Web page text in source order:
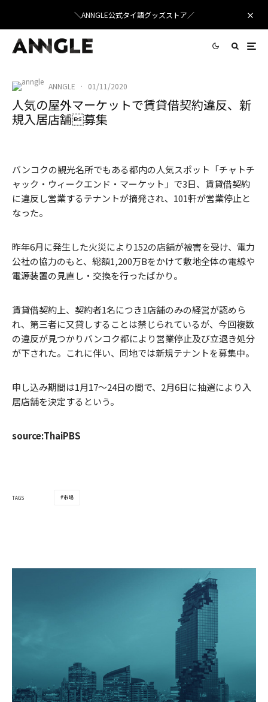
＼ANNGLE公式タイ語グッズストア／
ANNGLE · 01/11/2020
人気の屋外マーケットで賃貸借契約違反、新
規入居店舗募集
バンコクの観光名所でもある都内の人気スポット「チャトチ
ャック・ウィークエンド・マーケット」で3日、賃貸借契約
に違反し営業するテナントが摘発され、101軒が営業停止と
なった。
昨年6月に発生した火災により152の店舗が被害を受け、電力
公社の協力のもと、総額1,200万Bをかけて敷地全体の電線や
電源装置の見直し・交換を行ったばかり。
賃貸借契約上、契約者1名につき1店舗のみの経営が認めら
れ、第三者に又貸しすることは禁じられているが、今回複数
の違反が見つかりバンコク都により営業停止及び立退き処分
が下された。これに伴い、同地では新規テナントを募集中。
申し込み期間は1月17～24日の間で、2月6日に抽選により入
居店舗を決定するという。
source:ThaiPBS
TAGS 市場